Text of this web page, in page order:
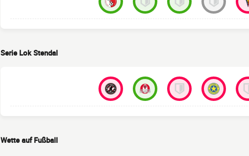
Serie Lok Stendal
Wette auf Fußball